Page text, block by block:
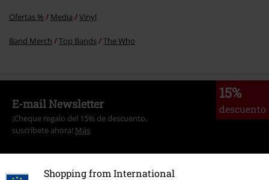
Shopping from International
Ofertas % Media Vinyl
Band Merch Top Bands The Who
15%
descuento
E-mail Newsletter
¡Cheque regalo del 15% de descuento,
suscríbete ahora! Más